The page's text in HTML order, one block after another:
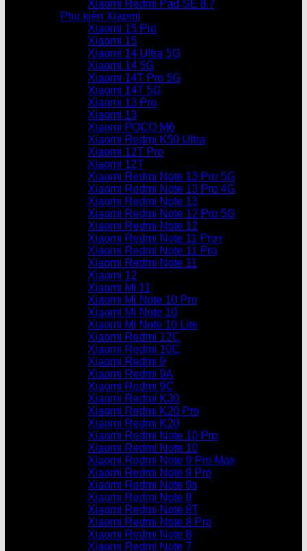
Xiaomi Redmi Pad SE 8.7
Phụ kiện Xiaomi
Xiaomi 15 Pro
Xiaomi 15
Xiaomi 14 Ultra 5G
Xiaomi 14 5G
Xiaomi 14T Pro 5G
Xiaomi 14T 5G
Xiaomi 13 Pro
Xiaomi 13
Xiaomi POCO M6
Xiaomi Redmi K50 Ultra
Xiaomi 12T Pro
Xiaomi 12T
Xiaomi Redmi Note 13 Pro 5G
Xiaomi Redmi Note 13 Pro 4G
Xiaomi Redmi Note 13
Xiaomi Redmi Note 12 Pro 5G
Xiaomi Redmi Note 12
Xiaomi Redmi Note 11 Pro+
Xiaomi Redmi Note 11 Pro
Xiaomi Redmi Note 11
Xiaomi 12
Xiaomi Mi 11
Xiaomi Mi Note 10 Pro
Xiaomi Mi Note 10
Xiaomi Mi Note 10 Lite
Xiaomi Redmi 12C
Xiaomi Redmi 10C
Xiaomi Redmi 9
Xiaomi Redmi 9A
Xiaomi Redmi 9C
Xiaomi Redmi K30
Xiaomi Redmi K20 Pro
Xiaomi Redmi K20
Xiaomi Redmi Note 10 Pro
Xiaomi Redmi Note 10
Xiaomi Redmi Note 9 Pro Max
Xiaomi Redmi Note 9 Pro
Xiaomi Redmi Note 9s
Xiaomi Redmi Note 9
Xiaomi Redmi Note 8T
Xiaomi Redmi Note 8 Pro
Xiaomi Redmi Note 8
Xiaomi Redmi Note 7